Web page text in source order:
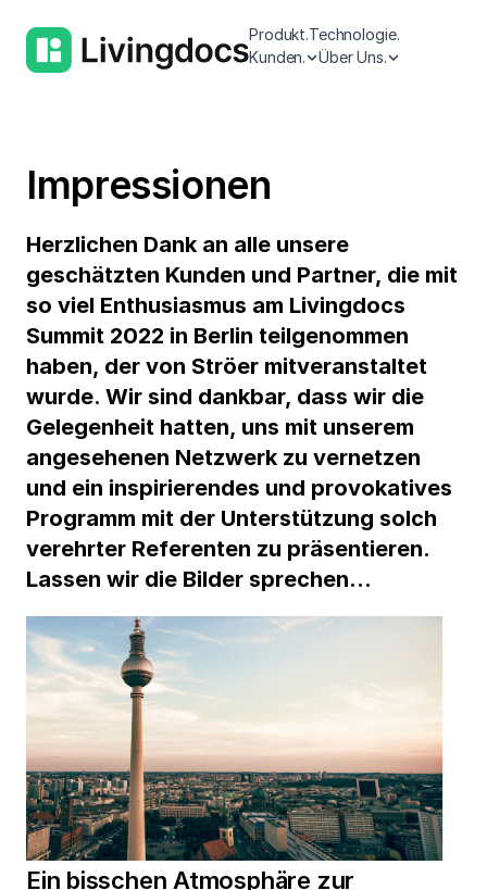
Produkt.Technologie.
Kunden.
Über Uns.
Impressionen
Herzlichen Dank an alle unsere
geschätzten Kunden und Partner, die mit
so viel Enthusiasmus am Livingdocs
Summit 2022 in Berlin teilgenommen
haben, der von Ströer mitveranstaltet
wurde. Wir sind dankbar, dass wir die
Gelegenheit hatten, uns mit unserem
angesehenen Netzwerk zu vernetzen
und ein inspirierendes und provokatives
Programm mit der Unterstützung solch
verehrter Referenten zu präsentieren.
Lassen wir die Bilder sprechen…
Ein bisschen Atmosphäre zur